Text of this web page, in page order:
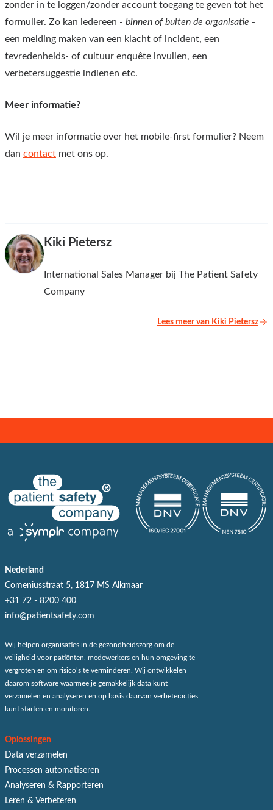
zonder in te loggen/zonder account toegang te geven tot het
formulier. Zo kan iedereen - binnen of buiten de organisatie -
een melding maken van een klacht of incident, een
tevredenheids- of cultuur enquête invullen, een
verbetersuggestie indienen etc.
Meer informatie?
Wil je meer informatie over het mobile-first formulier? Neem
dan contact met ons op.
Kiki Pietersz
International Sales Manager bij The Patient Safety
Company
Lees meer van Kiki Pietersz
Nederland
Comeniusstraat 5, 1817 MS Alkmaar
+31 72 - 8200 400
info@patientsafety.com
Wij helpen organisaties in de gezondheidszorg om de
veiligheid voor patiënten, medewerkers en hun omgeving te
vergroten en om risico’s te verminderen. Wij ontwikkelen
daarom software waarmee je gemakkelijk data kunt
verzamelen en analyseren en op basis daarvan verbeteracties
kunt starten en monitoren.
Oplossingen
Data verzamelen
Processen automatiseren
Analyseren & Rapporteren
Leren & Verbeteren